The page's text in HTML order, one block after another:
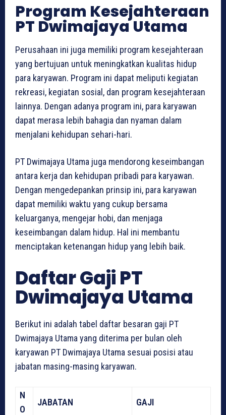
Program Kesejahteraan
PT Dwimajaya Utama
Perusahaan ini juga memiliki program kesejahteraan
yang bertujuan untuk meningkatkan kualitas hidup
para karyawan. Program ini dapat meliputi kegiatan
rekreasi, kegiatan sosial, dan program kesejahteraan
lainnya. Dengan adanya program ini, para karyawan
dapat merasa lebih bahagia dan nyaman dalam
menjalani kehidupan sehari-hari.
PT Dwimajaya Utama juga mendorong keseimbangan
antara kerja dan kehidupan pribadi para karyawan.
Dengan mengedepankan prinsip ini, para karyawan
dapat memiliki waktu yang cukup bersama
keluarganya, mengejar hobi, dan menjaga
keseimbangan dalam hidup. Hal ini membantu
menciptakan ketenangan hidup yang lebih baik.
Daftar Gaji PT
Dwimajaya Utama
Berikut ini adalah tabel daftar besaran gaji PT
Dwimajaya Utama yang diterima per bulan oleh
karyawan PT Dwimajaya Utama sesuai posisi atau
jabatan masing-masing karyawan.
N
O
JABATAN GAJI